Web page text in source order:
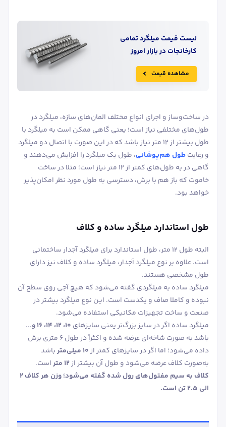
لیست قیمت میلگردتمامی
کارخانجات در بازار امروز
مشاهده قیمت
در ساخت‌وساز و اجرای انواع مختلف المان‌های سازه، میلگرد در
طول‌های مختلفی نیاز است؛ یعنی گاهی ممکن است به میلگرد با
طول بیشتر از ۱۲ متر نیاز باشد که در این صورت با اتصال دو میلگرد
و رعایتطول هم‌پوشانی، طول یک میلگرد را افزایش می‌دهند و
گاهی در به طول‌های کمتر از ۱۲ متر نیاز است؛ مثلا در ساخت
خاموت که باز هم با برش، دسترسی به طول مورد نظر امکان‌پذیر
خواهد بود.
طول استاندارد میلگرد ساده و کلاف
البته طول ۱۲ متر، طول استاندارد برای میلگرد آجدار ساختمانی
است. علاوه بر نوع میلگرد آجدار، میلگرد ساده و کلاف نیز دارای
طول مشخصی هستند.
میلگرد ساده به میلگردی گفته می‌شود که هیچ آجی روی سطح آن
نبوده و کاملا صاف و یکدست است. این نوع میلگرد بیشتر در
صنعت و ساخت تجهیزات مکانیکی استفاده می‌شود.
میلگرد ساده اگر در سایز بزرگ‌تر یعنی سایزهای
...
باشد به صورت شاخه‌ای عرضه شده و اکثراً در طول ۶ متری برش
داده می‌شود؛ اما اگر در سایزهای کمتر از۱۰ میلی‌متر
باشد
به‌صورت کلاف عرضه می‌شود و طول آن بیشتر از۱۲ متر
است.
کلاف به سیم مفتول‌های رول شده گفته می‌شود؛ وزن هر کلاف ۲
الی ۲.۵ تن است.